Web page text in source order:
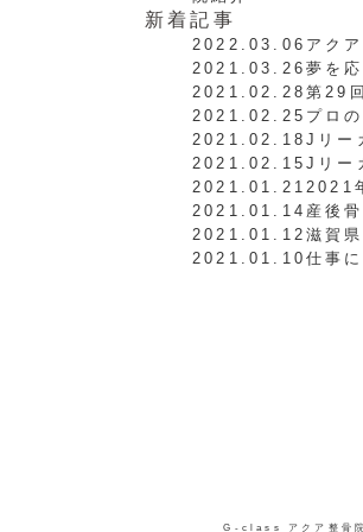
新着記事
2022.03.06 アク
2021.03.26 夢を
2021.02.28 第29
2021.02.25 プロ
2021.02.18 Jリー
2021.02.15 Jリー
2021.01.21 2021
2021.01.14 産後
2021.01.12 滋賀
2021.01.10 仕事
G-class アクア整骨院